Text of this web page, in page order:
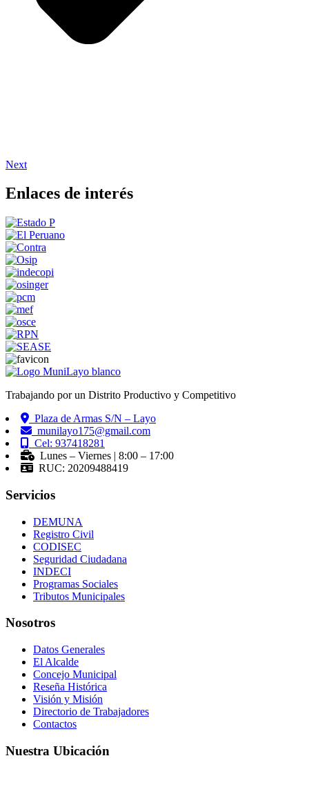
Next
Enlaces de interés
Trabajando por un Distrito Productivo y Competitivo
Plaza de Armas S/N – Layo
munilayo175@gmail.com
Cel: 937418281
Lunes – Viernes | 8:00 – 17:00
RUC: 20209488419
Servicios
DEMUNA
Registro Civil
CODISEC
Seguridad Ciudadana
INDECI
Programas Sociales
Tributos Municipales
Nosotros
Datos Generales
El Alcalde
Concejo Municipal
Reseña Histórica
Visión y Misión
Directorio de Trabajadores
Contactos
Nuestra Ubicación